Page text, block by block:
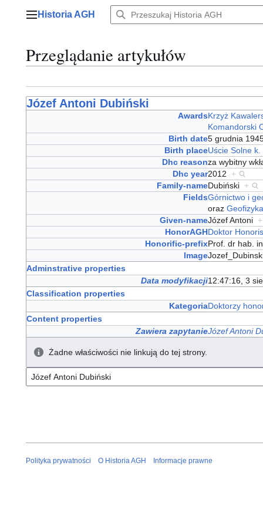
Menu główne
Historia AGH
Przeglądanie artykułów
Józef Antoni Dubiński
AwardsKrzyż
Komandorski
Birth date5 grudnia
Birth placeUście Solne k.
Dhc reasonza wybitny
Dhc year2012
+
Family-nameDubiński +
FieldsGórnictwo i
oraz
Given-nameJózef Antoni +
HonorAGHDoktor
Honorific-prefixProf. dr hab.
Image
Adminstrative properties
Data modyfikacji12:47:16, 3
Classification properties
KategoriaDoktorzy
Content properties
Zawiera zapytanieJózef Antoni
Żadne właściwości nie linkują do tej strony.
Polityka prywatności O Historia AGH Informacje prawne